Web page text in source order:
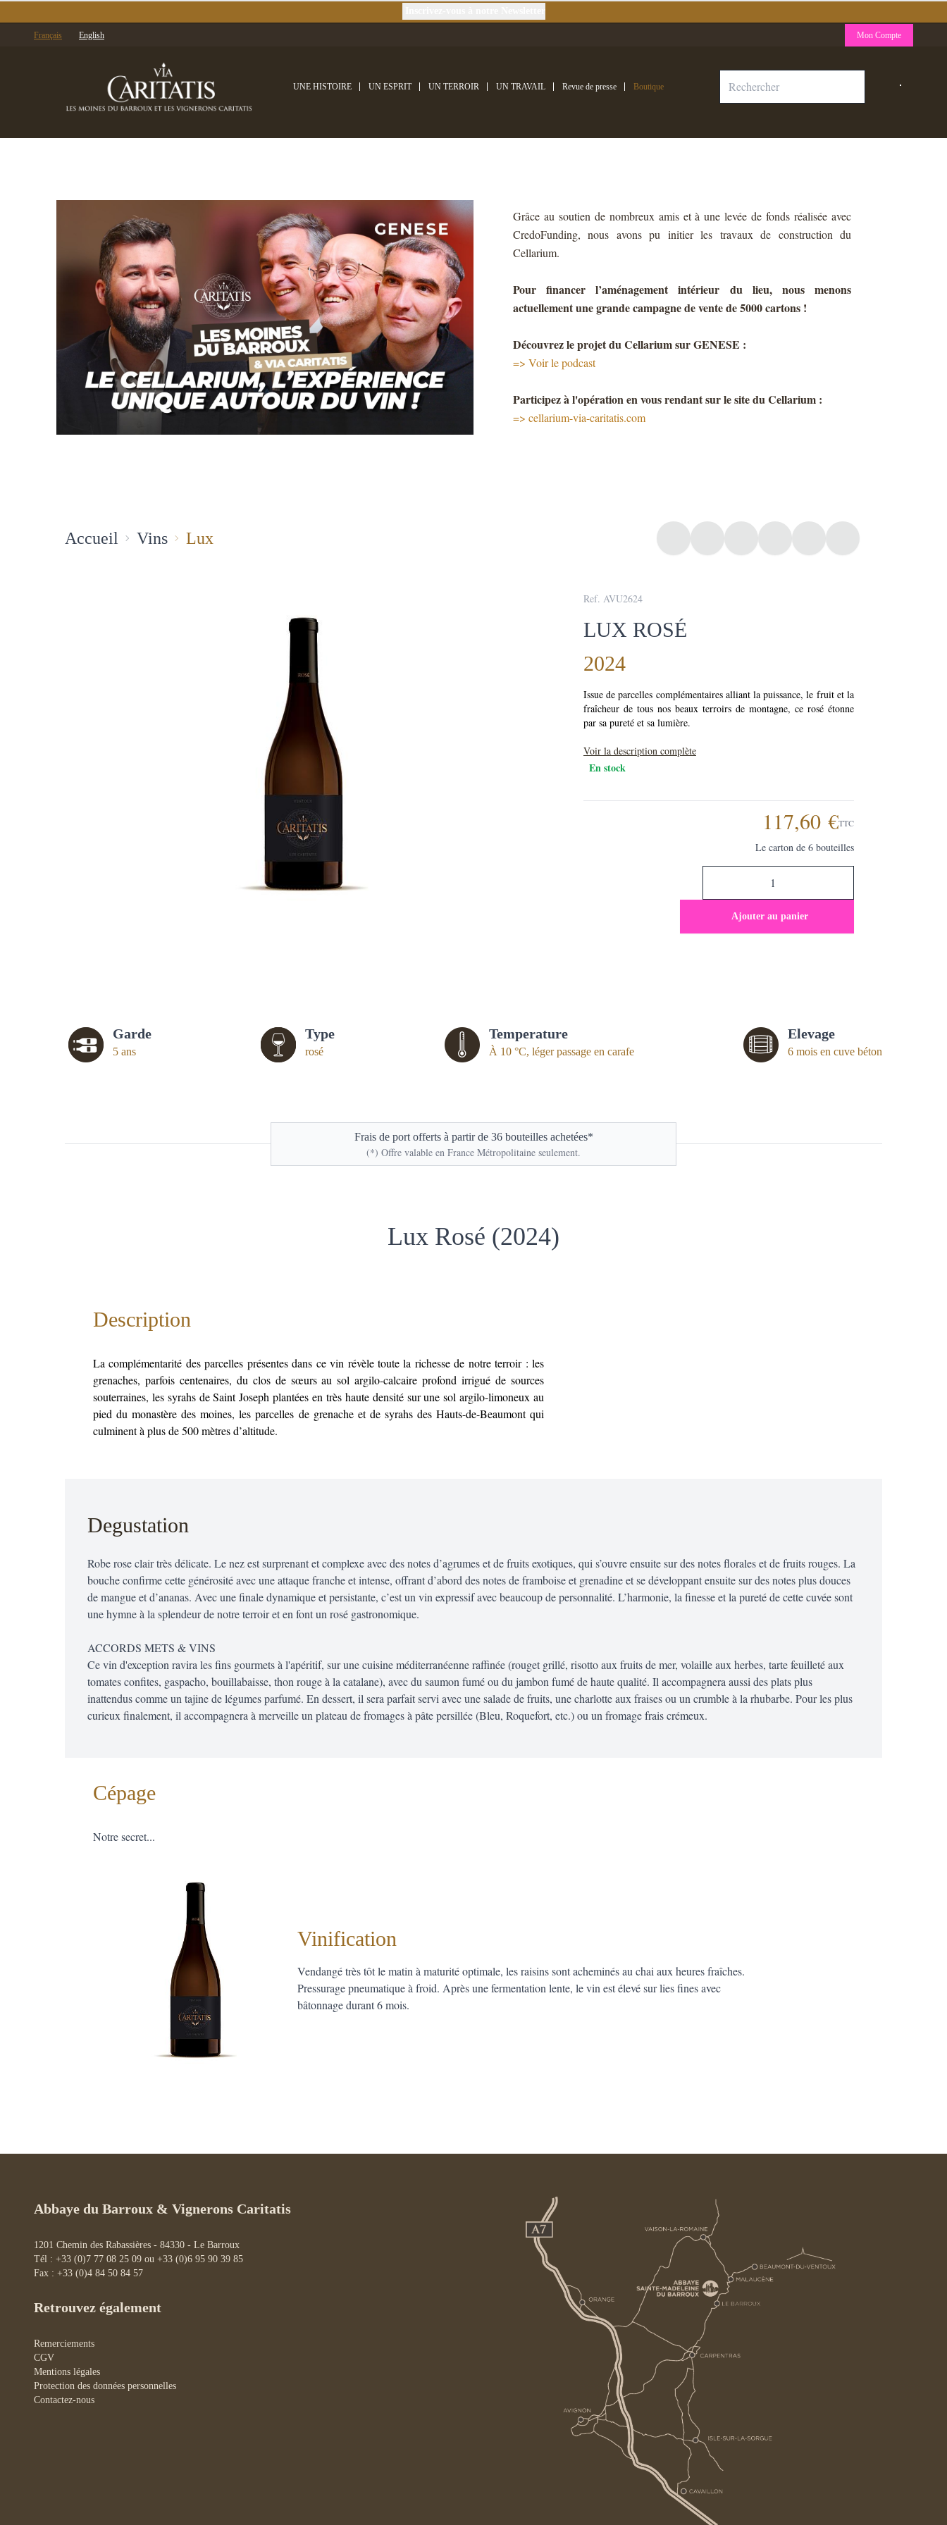
Français English Mon Compte
UNE HISTOIRE UN ESPRIT UN TERROIR UN TRAVAIL Revue de presse Boutique
Grâce au soutien de nombreux amis et à une levée de fonds réalisée avec
CredoFunding, nous avons pu initier les travaux de construction du
Cellarium.
Pour financer l’aménagement intérieur du lieu, nous menons
actuellement une grande campagne de vente de 5000 cartons !
Découvrez le projet du Cellarium sur GENESE :
=> Voir le podcast
Participez à l'opération en vous rendant sur le site du Cellarium :
=> cellarium-via-caritatis.com
Accueil Vins Lux
Ref. AVU2624
LUX ROSÉ
2024
Issue de parcelles complémentaires alliant la puissance, le fruit et la
fraîcheur de tous nos beaux terroirs de montagne, ce rosé étonne
par sa pureté et sa lumière.
Voir la description complète
En stock
117,60 €TTC
Le carton de 6 bouteilles
Ajouter au panier
Garde
5 ans
Type
rosé
Temperature
À 10 °C, léger passage en carafe
Elevage
6 mois en cuve béton
Frais de port offerts à partir de 36 bouteilles achetées*
(*) Offre valable en France Métropolitaine seulement.
Lux Rosé (2024)
Description
La complémentarité des parcelles présentes dans ce vin révèle toute la richesse de notre terroir : les
grenaches, parfois centenaires, du clos de sœurs au sol argilo-calcaire profond irrigué de sources
souterraines, les syrahs de Saint Joseph plantées en très haute densité sur une sol argilo-limoneux au
pied du monastère des moines, les parcelles de grenache et de syrahs des Hauts-de-Beaumont qui
culminent à plus de 500 mètres d’altitude.
Degustation
Robe rose clair très délicate. Le nez est surprenant et complexe avec des notes d’agrumes et de fruits exotiques, qui s’ouvre ensuite sur des notes florales et de fruits rouges. La
bouche confirme cette générosité avec une attaque franche et intense, offrant d’abord des notes de framboise et grenadine et se développant ensuite sur des notes plus douces
de mangue et d’ananas. Avec une finale dynamique et persistante, c’est un vin expressif avec beaucoup de personnalité. L’harmonie, la finesse et la pureté de cette cuvée sont
une hymne à la splendeur de notre terroir et en font un rosé gastronomique.
ACCORDS METS & VINS
Ce vin d'exception ravira les fins gourmets à l'apéritif, sur une cuisine méditerranéenne raffinée (rouget grillé, risotto aux fruits de mer, volaille aux herbes, tarte feuilleté aux
tomates confites, gaspacho, bouillabaisse, thon rouge à la catalane), avec du saumon fumé ou du jambon fumé de haute qualité. Il accompagnera aussi des plats plus
inattendus comme un tajine de légumes parfumé. En dessert, il sera parfait servi avec une salade de fruits, une charlotte aux fraises ou un crumble à la rhubarbe. Pour les plus
curieux finalement, il accompagnera à merveille un plateau de fromages à pâte persillée (Bleu, Roquefort, etc.) ou un fromage frais crémeux.
Cépage
Notre secret...
Vinification
Vendangé très tôt le matin à maturité optimale, les raisins sont acheminés au chai aux heures fraîches.
Pressurage pneumatique à froid. Après une fermentation lente, le vin est élevé sur lies fines avec
bâtonnage durant 6 mois.
Abbaye du Barroux & Vignerons Caritatis
1201 Chemin des Rabassières - 84330 - Le Barroux
Tél : +33 (0)7 77 08 25 09 ou +33 (0)6 95 90 39 85
Fax : +33 (0)4 84 50 84 57
Retrouvez également
Remerciements
CGV
Mentions légales
Protection des données personnelles
Contactez-nous